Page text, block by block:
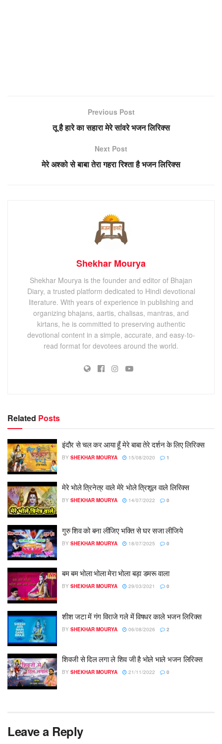
Previous Post
तू है हारे का सहारा मेरे सांवरे भजन लिरिक्स
Next Post
मेरे अश्को से बाबा तेरा गहरा रिश्ता है भजन लिरिक्स
Shekhar Mourya
Shekhar Mourya is the founder and editor of Bhajan
Diary, a trusted platform dedicated to Hindi devotional
literature. With years of experience in publishing and
organizing bhajans, aartis, chalisas, mantras, and
kirtans, he is committed to preserving authentic
devotional content in a simple, accurate, and easy-to-
read format for devotees around the world.
Related Posts
इंदौर से चल कर आया हूँ मेरे बाबा तेरे दर्शन के लिए लिरिक्स
BY SHEKHAR MOURYA 15/08/2020 1
मेरे भोले त्रिनेत्र वाले मेरे भोले त्रिशूल वाले लिरिक्स
BY SHEKHAR MOURYA 14/07/2022 0
गुरु शिव को बना लीजिए भक्ति से घर सजा लीजिये
BY SHEKHAR MOURYA 18/07/2025 0
बम बम भोला भोला मेरा भोला बड़ा डमरू वाला
BY SHEKHAR MOURYA 29/03/2021 0
शीश जटा में गंग विराजे गले में विषधर काले भजन लिरिक्स
BY SHEKHAR MOURYA 06/08/2026 2
शिवजी से दिल लगा ले शिव जी है भोले भाले भजन लिरिक्स
BY SHEKHAR MOURYA 21/11/2022 0
Leave a Reply